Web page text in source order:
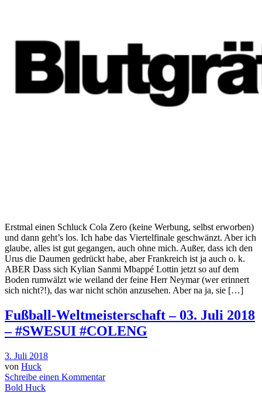
Erstmal einen Schluck Cola Zero (keine Werbung, selbst erworben)
und dann geht’s los. Ich habe das Viertelfinale geschwänzt. Aber ich
glaube, alles ist gut gegangen, auch ohne mich. Außer, dass ich den
Urus die Daumen gedrückt habe, aber Frankreich ist ja auch o. k.
ABER Dass sich Kylian Sanmi Mbappé Lottin jetzt so auf dem
Boden rumwälzt wie weiland der feine Herr Neymar (wer erinnert
sich nicht?!), das war nicht schön anzusehen. Aber na ja, sie […]
Fußball-Weltmeisterschaft – 03. Juli 2018
– #SWESUI #COLENG
3. Juli 2018
von Huck
Schreibe einen Kommentar
Bold Huck